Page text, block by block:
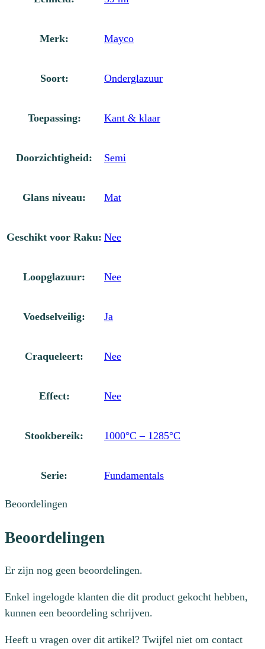
Merk: Mayco
Soort: Onderglazuur
Toepassing: Kant & klaar
Doorzichtigheid: Semi
Glans niveau: Mat
Geschikt voor Raku: Nee
Loopglazuur: Nee
Voedselveilig: Ja
Craqueleert: Nee
Effect: Nee
Stookbereik: 1000°C – 1285°C
Serie: Fundamentals
Beoordelingen
Beoordelingen
Er zijn nog geen beoordelingen.
Enkel ingelogde klanten die dit product gekocht hebben,
kunnen een beoordeling schrijven.
Heeft u vragen over dit artikel? Twijfel niet om contact